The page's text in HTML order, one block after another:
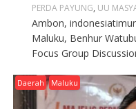
PERDA PAYUNG, UU
Ambon,
Maluku, Benhur
Focus Group
Daerah Maluku